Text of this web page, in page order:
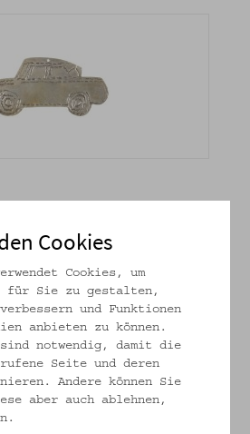
Cookies
Cookies, um
für Sie zu gestalten,
und Funktionen
anbieten zu können.
notwendig, damit die
Seite und deren
Andere können Sie
aber auch ablehnen,